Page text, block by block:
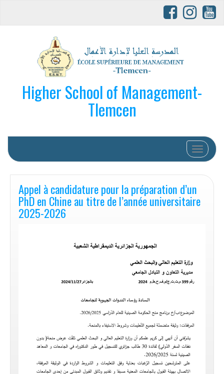
Higher School of Management-
Tlemcen
Afficher/
Appel à candidature pour la préparation d’un
PhD en Chine au titre de l’année universitaire
2025-2026